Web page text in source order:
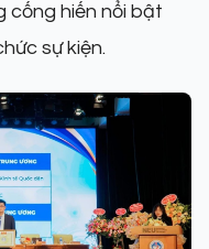
cống hiến nổi bật
sự kiện.